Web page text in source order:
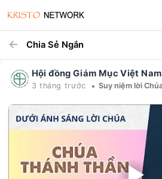
Chia Sẻ Ngắn
Hội đồng Giám Mục Việt Nam
3 tháng trước •